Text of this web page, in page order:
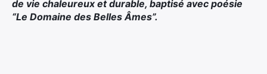
de vie chaleureux et durable, baptisé avec poésie
“Le Domaine des Belles Âmes”.